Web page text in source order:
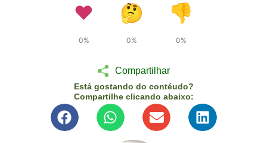
❤️
0%
🤔
0%
👎
0%
Compartilhar
Está gostando do contéudo?
Compartilhe clicando abaixo: